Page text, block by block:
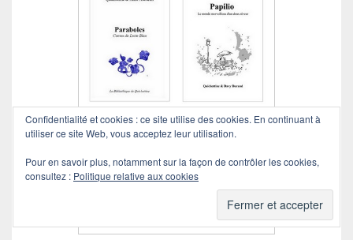
Confidentialité et cookies : ce site utilise des cookies. En continuant à
utiliser ce site Web, vous acceptez leur utilisation.
Pour en savoir plus, notamment sur la façon de contrôler les cookies,
consultez : Politique relative aux cookies